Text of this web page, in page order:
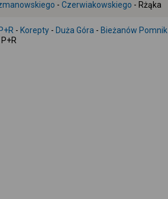
- Czerwiakowskiego - Rżąka
- Korepty - Duża Góra - Bieżanów Pomnik